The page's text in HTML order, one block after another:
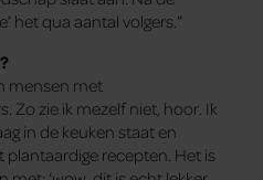
het qua aantal volgers.”
mensen met
Zo zie ik mezelf niet, hoor. Ik
in de keuken staat en
recepten. Het is